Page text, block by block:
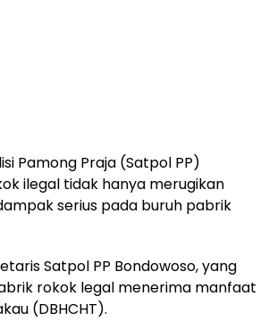
Pamong Praja (Satpol PP)
ilegal tidak hanya merugikan
serius pada buruh pabrik
Satpol PP Bondowoso, yang
rokok legal menerima manfaat
(DBHCHT).